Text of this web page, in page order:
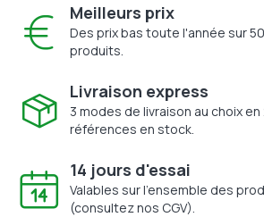
Meilleurs prix
Des prix bas toute l'année sur
produits.
Livraison express
3 modes de livraison au choix
références en stock.
14 jours d'essai
Valables sur l'ensemble des
(consultez nos CGV).